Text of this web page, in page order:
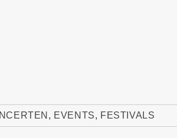
, EVENTS, FESTIVALS